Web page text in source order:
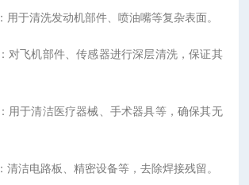
于清洗发动机部件、喷油嘴等复杂表面。
飞机部件、传感器进行深层清洗，保证其
于清洁医疗器械、手术器具等，确保其无
洁电路板、精密设备等，去除焊接残留。